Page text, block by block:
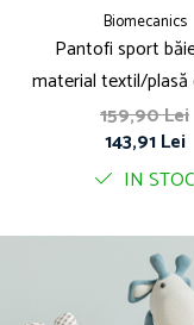
Biomecanics
Pantofi sport
material textil/plasă
albastru,159,90 Lei
143,91 Lei
IN STOC